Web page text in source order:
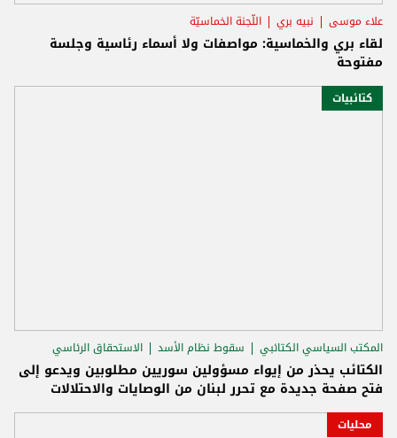
علاء موسى نبيه بري اللّجنة الخماسيّة
لقاء بري والخماسية: مواصفات ولا أسماء رئاسية وجلسة
مفتوحة
كتائبيات
المكتب السياسي الكتائبي سقوط نظام الأسد الاستحقاق الرئاسي
الكتائب يحذر من إيواء مسؤولين سوريين مطلوبين ويدعو إلى
فتح صفحة جديدة مع تحرر لبنان من الوصايات والاحتلالات
محليات